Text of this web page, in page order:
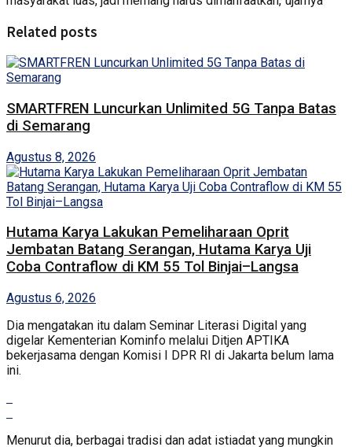
Related posts
SMARTFREN Luncurkan Unlimited 5G Tanpa Batas
di Semarang
Agustus 8, 2026
Hutama Karya Lakukan Pemeliharaan Oprit
Jembatan Batang Serangan, Hutama Karya Uji
Coba Contraflow di KM 55 Tol Binjai–Langsa
Agustus 6, 2026
Dia mengatakan itu dalam Seminar Literasi Digital yang
digelar Kementerian Kominfo melalui Ditjen APTIKA
bekerjasama dengan Komisi I DPR RI di Jakarta belum lama
ini.
Menurut dia, berbagai tradisi dan adat istiadat yang mungkin